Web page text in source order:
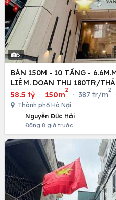
5
BÁN 150M - 10 TẦNG -
LIÊM. DOAN THU 180TR/
58.5 tỷ · 150m
2
· 387 tr/m
2
Thành phố Hà Nội
Nguyễn Đức Hải
Đăng 8 giờ trước